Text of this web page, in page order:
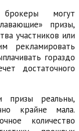
брокеры могут
призы,
участников или
рекламировать
гораздо
достаточного
призы реальны,
крайне мала.
количество